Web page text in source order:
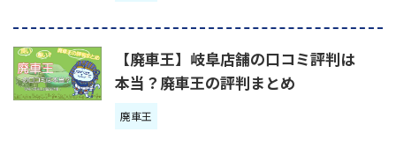
【廃車王】岐阜店舗の口コミ評判は
本当？廃車王の評判まとめ
廃車王